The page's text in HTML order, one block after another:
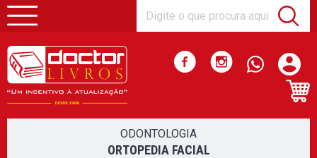
ODONTOLOGIA
ORTOPEDIA FACIAL